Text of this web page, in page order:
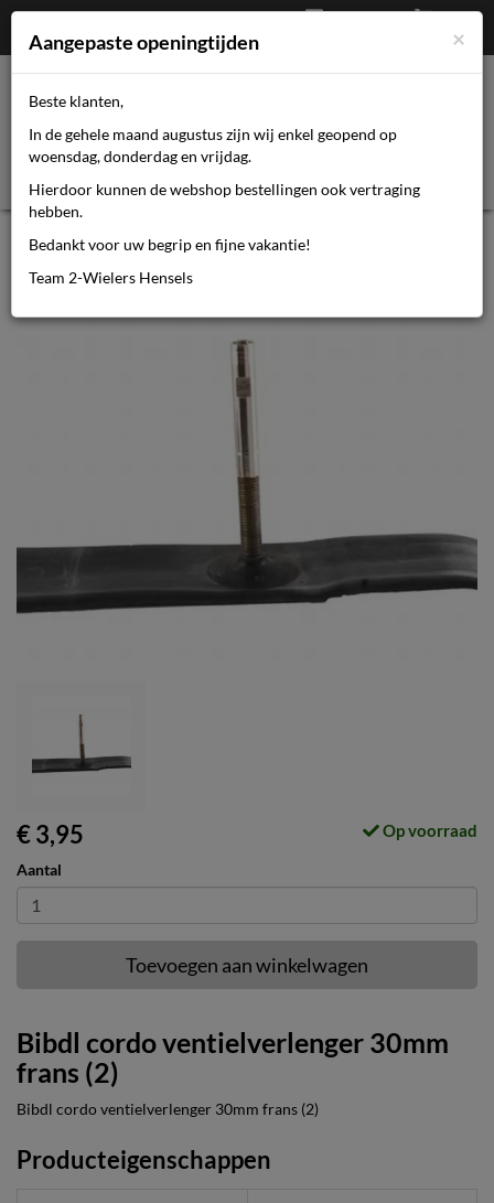
€0,00
Afrekenen
Mijn account
Bibdl cordo ventielverlenger 30mm
frans (2)
€ 3,95 Op voorraad
Aantal
Toevoegen aan winkelwagen
Bibdl cordo ventielverlenger 30mm
frans (2)
Bibdl cordo ventielverlenger 30mm frans (2)
Producteigenschappen
×
Aangepaste openingtijden
Beste klanten,
In de gehele maand augustus zijn wij enkel geopend op
woensdag, donderdag en vrijdag.
Hierdoor kunnen de webshop bestellingen ook vertraging
hebben.
Bedankt voor uw begrip en fijne vakantie!
Team 2-Wielers Hensels